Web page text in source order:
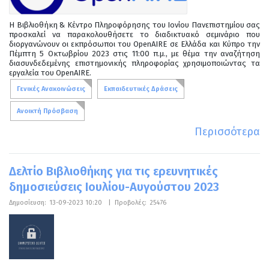
Η Βιβλιοθήκη & Κέντρο Πληροφόρησης του Ιονίου Πανεπιστημίου σας
προσκαλεί να παρακολουθήσετε το διαδικτυακό σεμινάριο που
διοργανώνουν οι εκπρόσωποι του OpenAIRE σε Ελλάδα και Κύπρο την
Πέμπτη 5 Οκτωβρίου 2023 στις 11:00 π.μ., με θέμα την αναζήτηση
διασυνδεδεμένης επιστημονικής πληροφορίας χρησιμοποιώντας τα
εργαλεία του OpenAIRE.
Γενικές Ανακοινώσεις Εκπαιδευτικές Δράσεις
Ανοικτή Πρόσβαση
Περισσότερα
Δελτίο Βιβλιοθήκης για τις ερευνητικές
δημοσιεύσεις Ιουλίου-Αυγούστου 2023
Δημοσίευση: 13-09-2023 10:20 Προβολές: 25476